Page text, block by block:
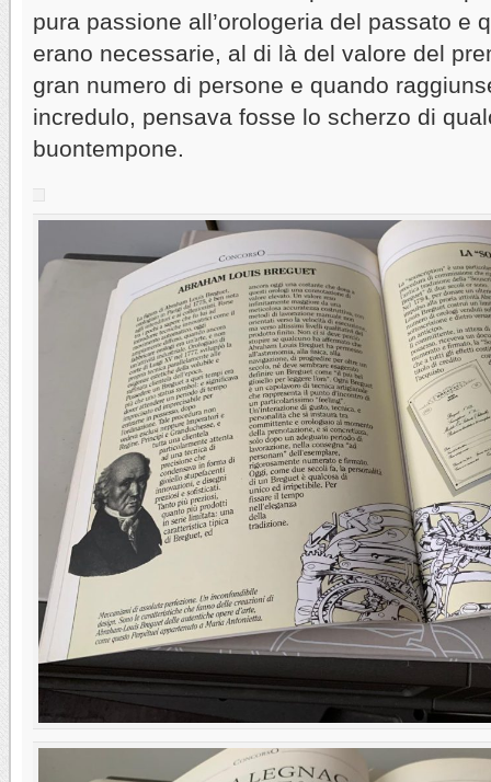
pura passione all’orologeria del passato e
erano necessarie, al di là del valore del
gran numero di persone e quando
incredulo, pensava fosse lo scherzo di
buontempone.